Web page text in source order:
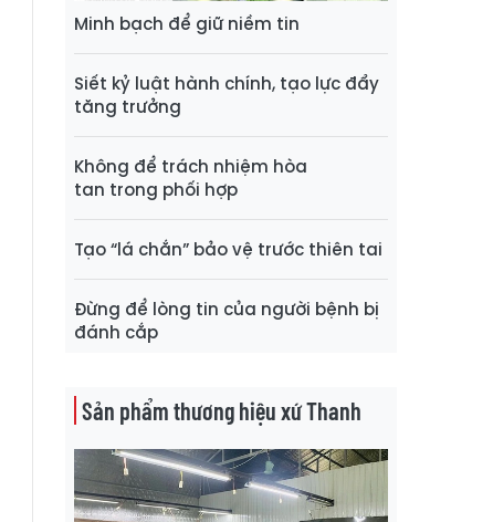
Minh bạch để giữ niềm tin
Siết kỷ luật hành chính, tạo lực đẩy
tăng trưởng
Không để trách nhiệm hòa
tan trong phối hợp
Tạo “lá chắn” bảo vệ trước thiên tai
Đừng để lòng tin của người bệnh bị
đánh cắp
Sản phẩm thương hiệu xứ Thanh